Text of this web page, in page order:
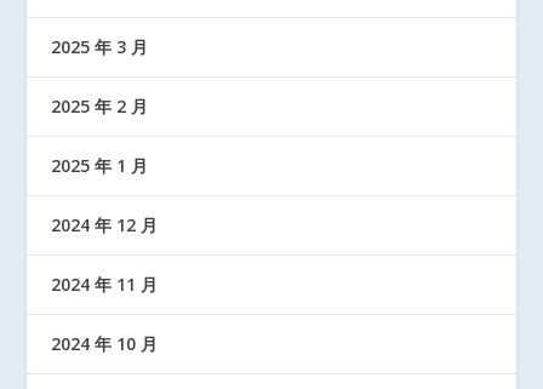
2025 年 3 月
2025 年 2 月
2025 年 1 月
2024 年 12 月
2024 年 11 月
2024 年 10 月